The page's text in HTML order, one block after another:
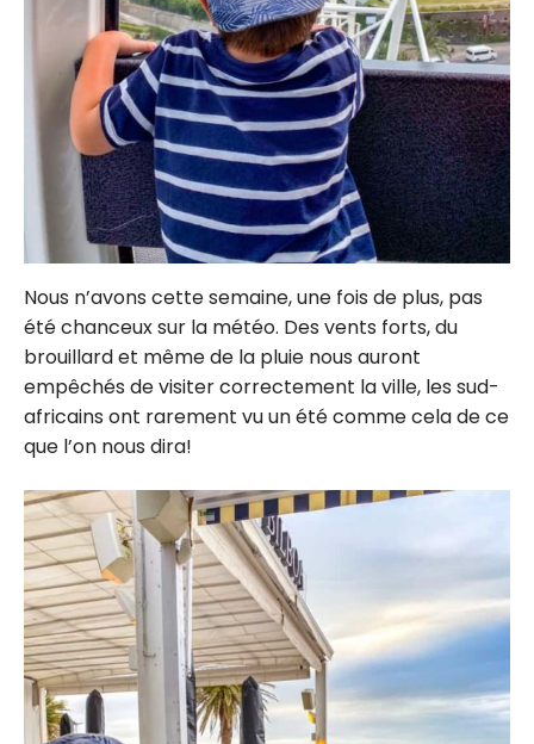
Nous n’avons cette semaine, une fois de plus, pas
été chanceux sur la météo. Des vents forts, du
brouillard et même de la pluie nous auront
empêchés de visiter correctement la ville, les sud-
africains ont rarement vu un été comme cela de ce
que l’on nous dira!